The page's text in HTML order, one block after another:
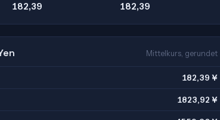
182,39 182,39
Mittelkurs, gerundet
182,39 ¥
1823,92 ¥